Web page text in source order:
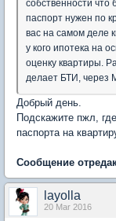
собственности что
паспорт нужен по
вас на самом деле
у кого ипотека на
оценку квартиры.
делает БТИ, через
Добрый день.
Подскажите пжл,
паспорта на
Сообщение
layolla
20 Mar 2016